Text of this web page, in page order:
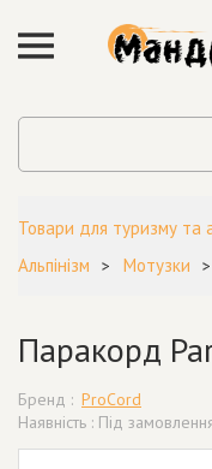
Товари для туризму та
Альпінізм
Мотузки
Паракорд
Бренд : ProCord
Наявність : Під